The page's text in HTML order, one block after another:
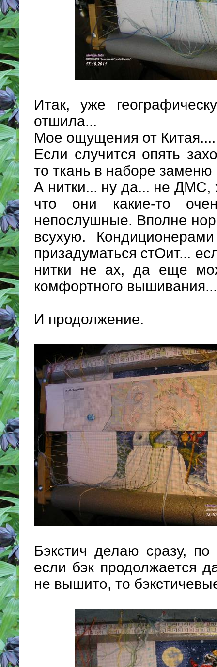
Итак, уже
отшила...
Мое ощущения от Китая....
Если случится опять
то ткань в наборе заменю
А нитки... ну да... не ДМС,
что они какие-то
непослушные. Вполне
всухую.
призадуматься стОит...
нитки не ах, да еще
комфортного
И продолжение.
Бэкстич делаю сразу,
если бэк продолжается
не вышито, то